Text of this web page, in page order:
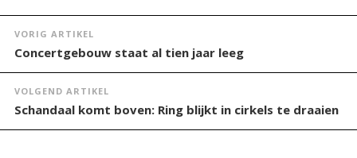
VORIG ARTIKEL
Concertgebouw staat al tien jaar leeg
VOLGEND ARTIKEL
Schandaal komt boven: Ring blijkt in cirkels te draaien